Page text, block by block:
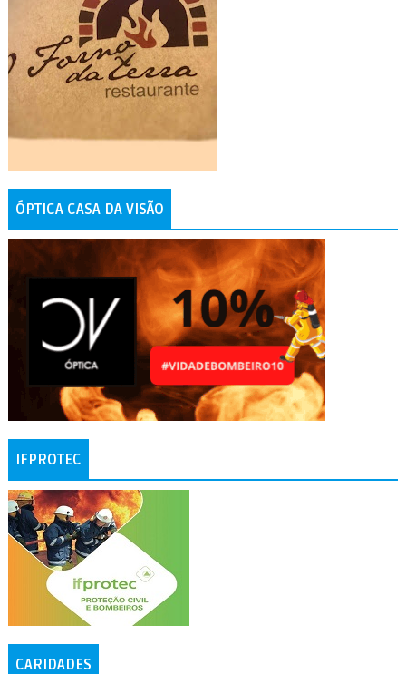
ÓPTICA CASA DA VISÃO
IFPROTEC
CARIDADES